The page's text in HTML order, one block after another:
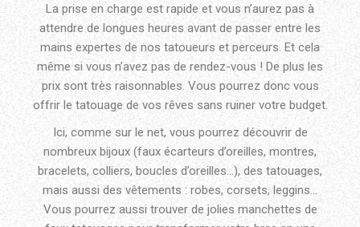
La prise en charge est rapide et vous n’aurez pas à
attendre de longues heures avant de passer entre les
mains expertes de nos tatoueurs et perceurs. Et cela
même si vous n’avez pas de rendez-vous ! De plus les
prix sont très raisonnables. Vous pourrez donc vous
offrir le tatouage de vos rêves sans ruiner votre budget.
Ici, comme sur le net, vous pourrez découvrir de
nombreux bijoux (faux écarteurs d’oreilles, montres,
bracelets, colliers, boucles d’oreilles…), des tatouages,
mais aussi des vêtements : robes, corsets, leggins…
Vous pourrez aussi trouver de jolies manchettes de